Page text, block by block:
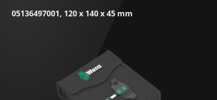
05136497001, 120 x 140 x 45 mm